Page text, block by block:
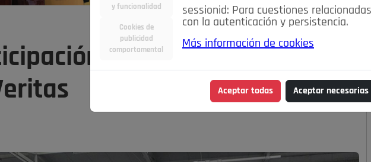
en el XI Torneo de
y funcionalidad
Cookies de
publicidad
comportamental
sessionid: Para cuestiones relacionadas
con la autenticación y persistencia.
Más información de cookies
Aceptar todas Aceptar necesarias